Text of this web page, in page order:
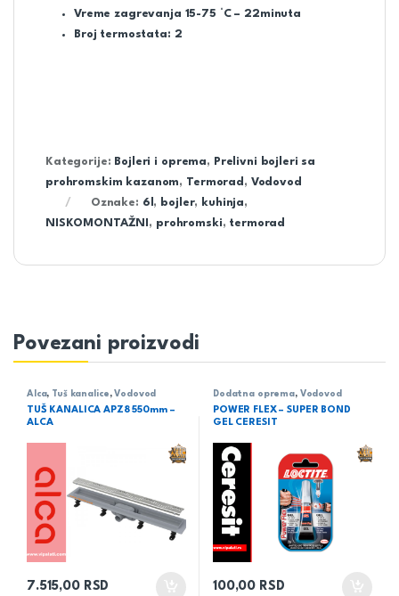
Vreme zagrevanja 15-75 °C – 22minuta
Broj termostata: 2
Kategorije: Bojleri i oprema,
Prelivni bojleri sa
prohromskim kazanom, Termorad , Vodovod
Oznake: 6l , bojler, kuhinja,
NISKOMONTAŽNI , prohromski, termorad
Povezani proizvodi
Alca, Tuš kanalice ,Vodovod
TUŠ KANALICA APZ8 550mm –
ALCA
7.515,00 RSD
Dodatna oprema, Vodovod
POWER FLEX – SUPER BOND
GEL CERESIT
100,00 RSD